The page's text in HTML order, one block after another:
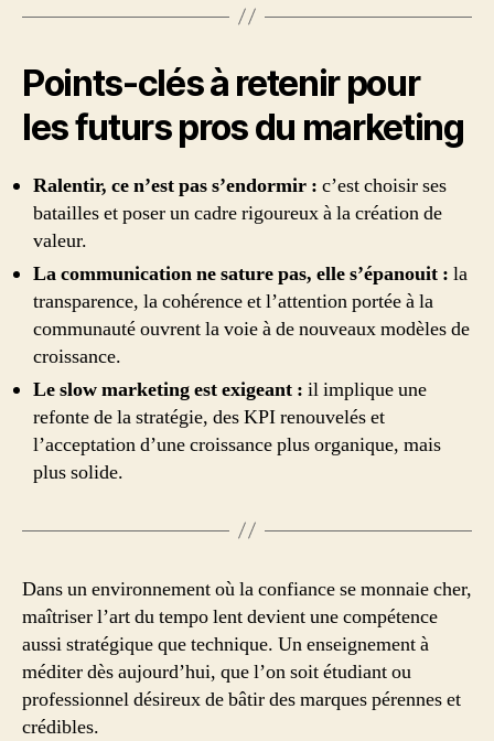
Points-clés à retenir pour
les futurs pros du marketing
Ralentir, ce n’est pas s’endormir : c’est choisir ses
batailles et poser un cadre rigoureux à la création de
valeur.
La communication ne sature pas, elle s’épanouit : la
transparence, la cohérence et l’attention portée à la
communauté ouvrent la voie à de nouveaux modèles de
croissance.
Le slow marketing est exigeant : il implique une
refonte de la stratégie, des KPI renouvelés et
l’acceptation d’une croissance plus organique, mais
plus solide.
Dans un environnement où la confiance se monnaie cher,
maîtriser l’art du tempo lent devient une compétence
aussi stratégique que technique. Un enseignement à
méditer dès aujourd’hui, que l’on soit étudiant ou
professionnel désireux de bâtir des marques pérennes et
crédibles.